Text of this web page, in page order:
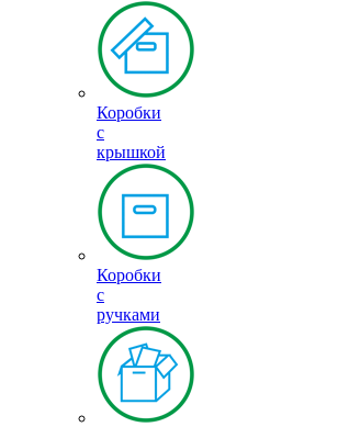
Коробки
с
крышкой
Коробки
с
ручками